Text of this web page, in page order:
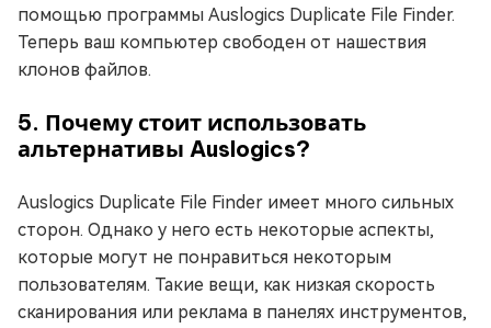
помощью программы Auslogics Duplicate File Finder.
Теперь ваш компьютер свободен от нашествия
клонов файлов.
5. Почему стоит использовать
альтернативы Auslogics?
Auslogics Duplicate File Finder имеет много сильных
сторон. Однако у него есть некоторые аспекты,
которые могут не понравиться некоторым
пользователям. Такие вещи, как низкая скорость
сканирования или реклама в панелях инструментов,